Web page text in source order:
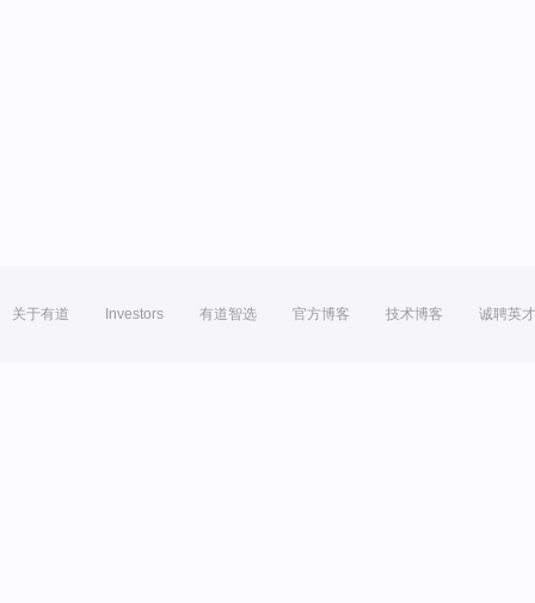
关于有道 Investors 有道智选 官方博客 技术博客 诚聘英才